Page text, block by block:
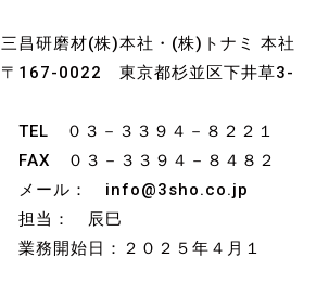
株)本社・(株)トナミ 本社
東京都杉並区下井草3-
３３９４－８２２１
３３９４－８４８２
info@3sho.co.jp
辰巳
：２０２５年４月１